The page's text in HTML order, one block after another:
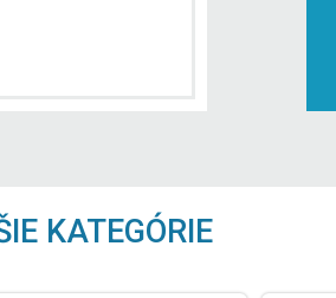
KATEGÓRIE